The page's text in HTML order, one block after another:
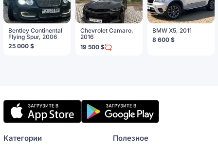
Bentley Continental
Flying Spur, 2006
25 000 $
Chevrolet Camaro,
2016
19 500 $
BMW X5, 2011
8 600 $
Мобильное
приложение
Категории Полезное